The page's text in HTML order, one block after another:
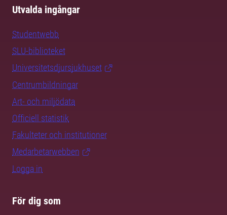
Utvalda ingångar
Studentwebb
SLU-biblioteket
Universitetsdjursjukhuset
Centrumbildningar
Art- och miljödata
Officiell statistik
Fakulteter och institutioner
Medarbetarwebben
Logga in
För dig som